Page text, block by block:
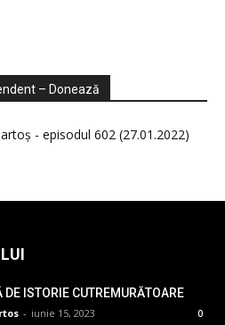
– Donează
DE ISTORIE CUTREMURĂTOARE
- iunie 15, 2023 0